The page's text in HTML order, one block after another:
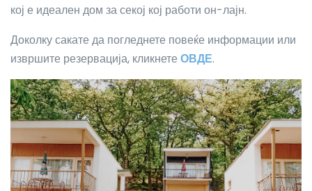
кој е идеален дом за секој кој работи он-лајн.
Доколку сакате да погледнете повеќе информации или
извршите резервација, кликнете ОВДЕ.